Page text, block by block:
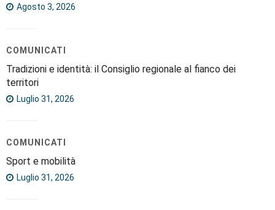
Agosto 3, 2026
COMUNICATI
Tradizioni e identità: il Consiglio regionale al fianco dei
territori
Luglio 31, 2026
COMUNICATI
Sport e mobilità
Luglio 31, 2026